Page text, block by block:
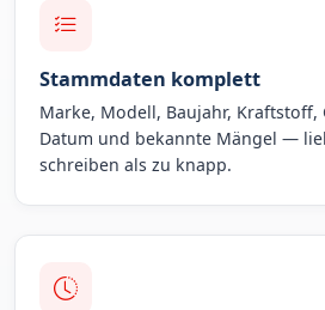
Stammdaten komplett
Marke, Modell, Baujahr, Kraftstoff,
Datum und bekannte Mängel —
schreiben als zu knapp.